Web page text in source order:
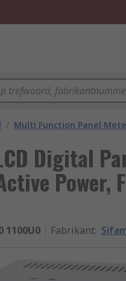
/ Multi Function Panel
Digital
Power,
1100U0 Fabrikant: